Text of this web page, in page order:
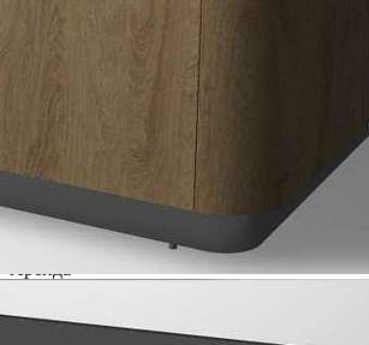
124831
Дата размещения
28.05.2026
Город
Мира проспект, д.95/25
Расположено
Этаж
1
Предлагается
Не указано
Назначение